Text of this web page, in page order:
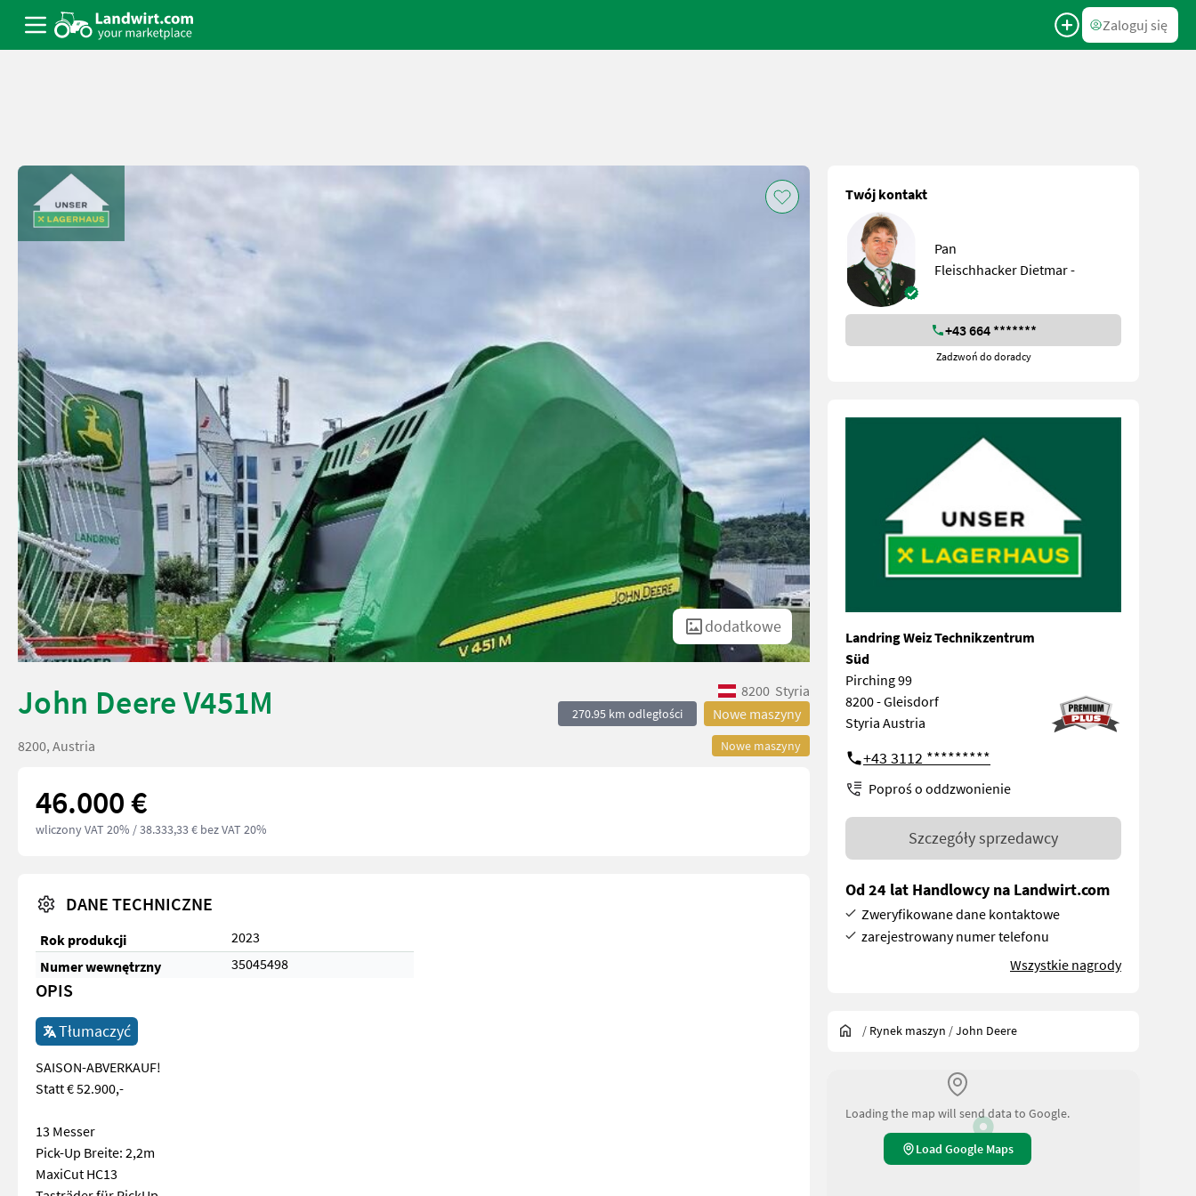
Zaloguj się
dodatkowe
John Deere V451M 8200 Styria
270.95 km odległości Nowe maszyny
Nowe maszyny
8200, Austria
46.000 €
wliczony VAT 20% / 38.333,33 € bez VAT 20%
DANE TECHNICZNE
Rok produkcji
2023
Numer wewnętrzny
35045498
OPIS
Tłumaczyć
SAISON-ABVERKAUF!
Statt € 52.900,-
13 Messer
Pick-Up Breite: 2,2m
MaxiCut HC13
Twój kontakt
Pan
Fleischhacker Dietmar -
+43 664 *******
Zadzwoń do doradcy
Landring Weiz Technikzentrum
Süd
Pirching 99
8200 - Gleisdorf
Styria Austria
+43 3112 *********
Poproś o oddzwonienie
Szczegóły sprzedawcy
Od 24 lat Handlowcy na Landwirt.com
Zweryfikowane dane kontaktowe
zarejestrowany numer telefonu
Wszystkie nagrody
/ Rynek maszyn /John Deere
Loading the map will send data to Google.
Load Google Maps